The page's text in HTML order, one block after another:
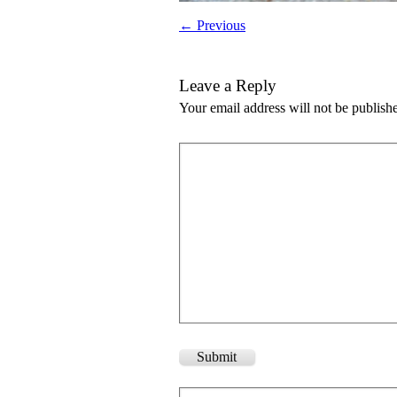
← Previous
Leave a Reply
Your email address will not be
Submit